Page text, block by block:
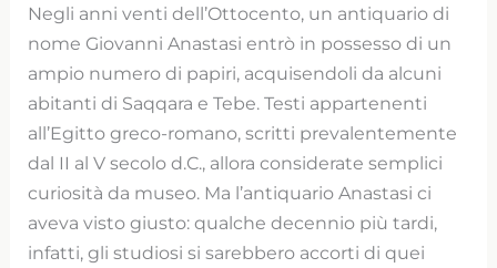
Negli anni venti dell’Ottocento, un antiquario di
nome Giovanni Anastasi entrò in possesso di un
ampio numero di papiri, acquisendoli da alcuni
abitanti di Saqqara e Tebe. Testi appartenenti
all’Egitto greco-romano, scritti prevalentemente
dal II al V secolo d.C., allora considerate semplici
curiosità da museo. Ma l’antiquario Anastasi ci
aveva visto giusto: qualche decennio più tardi,
infatti, gli studiosi si sarebbero accorti di quei